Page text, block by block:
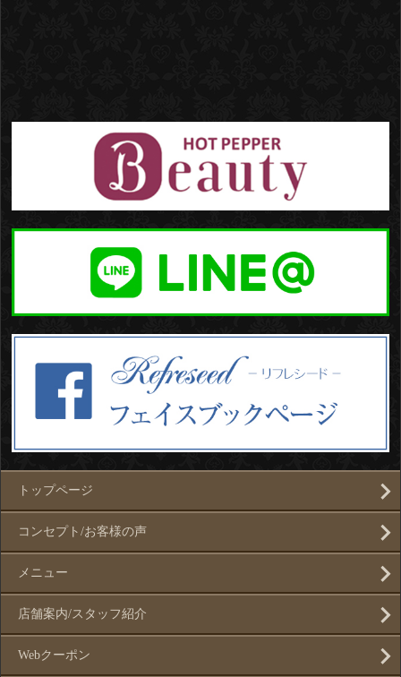
トップページ
コンセプト/お客様の声
メニュー
店舗案内/スタッフ紹介
Webクーポン